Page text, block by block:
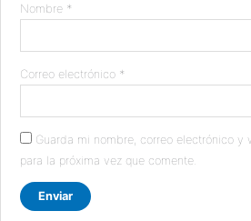
Nombre *
Correo electrónico *
Guarda mi nombre, correo electrónico y
para la próxima vez que comente.